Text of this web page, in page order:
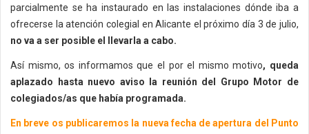
parcialmente se ha instaurado en las instalaciones dónde iba a
ofrecerse la atención colegial en Alicante el próximo día 3 de julio,
no va a ser posible el llevarla a cabo.
Así mismo, os informamos que el por el mismo motivo, queda
aplazado hasta nuevo aviso la reunión del Grupo Motor de
colegiados/as que había programada.
En breve os publicaremos la nueva fecha de apertura del Punto